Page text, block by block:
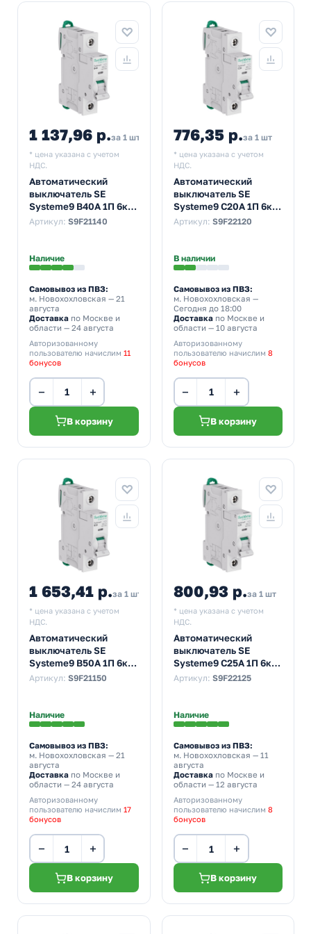
1 137,96 р.за 1 шт
* цена указана с учетом
НДС.
Автоматический
выключатель SE
Systeme9 В40А 1П 6кА
(автомат
Артикул: S9F21140
Наличие
Самовывоз из ПВЗ:
м. Новохохловская — 21
августа
Доставка по Москве и
области — 24 августа
Авторизованному
пользователю начислим 11
бонусов
− +
В корзину
776,35 р.за 1 шт
* цена указана с учетом
НДС.
Автоматический
выключатель SE
Systeme9 С20А 1П 6кА
(автомат
Артикул: S9F22120
В наличии
Самовывоз из ПВЗ:
м. Новохохловская —
Сегодня до 18:00
Доставкапо Москве и
области — 10 августа
Авторизованному
пользователю начислим 8
бонусов
− +
В корзину
1 653,41 р.за 1 шт
* цена указана с учетом
НДС.
Автоматический
выключатель SE
Systeme9 В50А 1П 6кА
(автомат
Артикул: S9F21150
Наличие
Самовывоз из ПВЗ:
м. Новохохловская — 21
августа
Доставка по Москве и
области — 24 августа
Авторизованному
пользователю начислим 17
бонусов
− +
В корзину
800,93 р.за 1 шт
* цена указана с учетом
НДС.
Автоматический
выключатель SE
Systeme9 С25А 1П 6кА
(автомат
Артикул: S9F22125
Наличие
Самовывоз из ПВЗ:
м. Новохохловская — 11
августа
Доставкапо Москве и
области — 12 августа
Авторизованному
пользователю начислим 8
бонусов
− +
В корзину